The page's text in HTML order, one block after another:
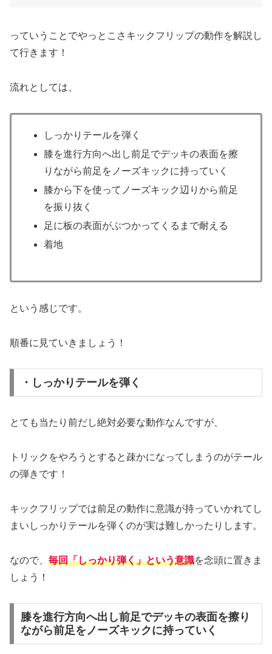
っていうことでやっとこさキックフリップの動作を解説し
て行きます！
流れとしては、
しっかりテールを弾く
膝を進行方向へ出し前足でデッキの表面を擦
りながら前足をノーズキックに持っていく
膝から下を使ってノーズキック辺りから前足
を振り抜く
足に板の表面がぶつかってくるまで耐える
着地
という感じです。
順番に見ていきましょう！
・しっかりテールを弾く
とても当たり前だし絶対必要な動作なんですが、
トリックをやろうとすると疎かになってしまうのがテール
の弾きです！
キックフリップでは前足の動作に意識が持っていかれてし
まいしっかりテールを弾くのが実は難しかったりします。
なので、 毎回「しっかり弾く」という意識を念頭に置きま
しょう！
膝を進行方向へ出し前足でデッキの表面を擦り
ながら前足をノーズキックに持っていく